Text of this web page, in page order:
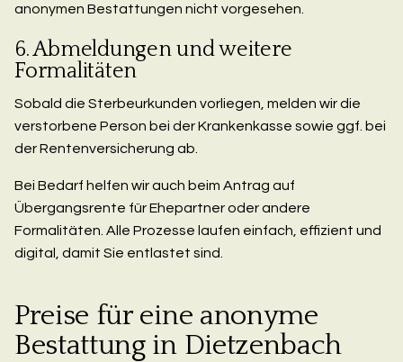
anonymen Bestattungen nicht vorgesehen.
6. Abmeldungen und weitere
Formalitäten
Sobald die Sterbeurkunden vorliegen, melden wir die
verstorbene Person bei der Krankenkasse sowie ggf. bei
der Rentenversicherung ab.
Bei Bedarf helfen wir auch beim Antrag auf
Übergangsrente für Ehepartner oder andere
Formalitäten. Alle Prozesse laufen einfach, effizient und
digital, damit Sie entlastet sind.
Preise für eine anonyme
Bestattung in Dietzenbach